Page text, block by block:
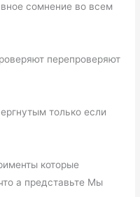
сомнение во всем
перепроверяют
только если
которые
а представьте Мы